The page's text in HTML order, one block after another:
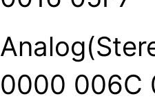
0000 006C